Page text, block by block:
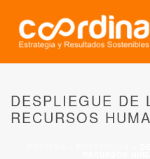
DESPLIEGUE DE
RECURSOS